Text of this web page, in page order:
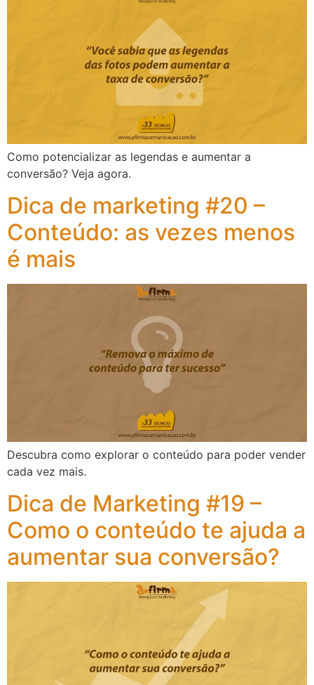
Como potencializar as legendas e aumentar a
conversão? Veja agora.
Dica de marketing #20 –
Conteúdo: as vezes menos
é mais
Descubra como explorar o conteúdo para poder vender
cada vez mais.
Dica de Marketing #19 –
Como o conteúdo te ajuda a
aumentar sua conversão?